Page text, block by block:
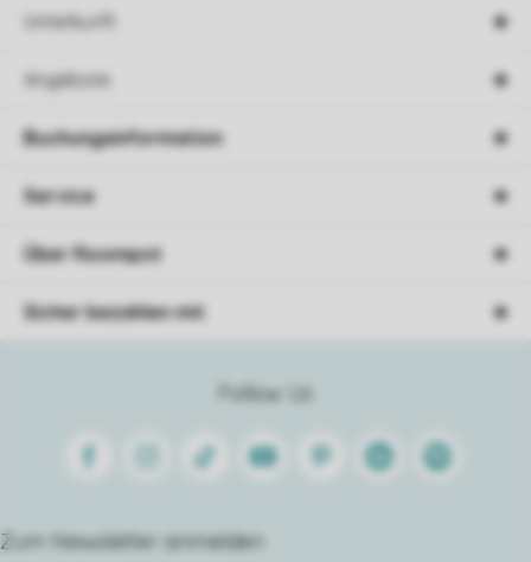
Unterkunft
Angebote
Follow Us
FacebookInstagram
Tiktok Youtube PinterestLinkedinSpotify
Zum Newsletter anmelden
Buchungsinformation
Service
Über Roompot
Sicher bezahlen mit